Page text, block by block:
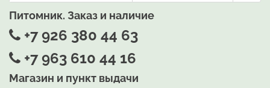
Питомник. Заказ и наличие
+7 926 380 44 63
+7 963 610 44 16
Магазин и пункт выдачи